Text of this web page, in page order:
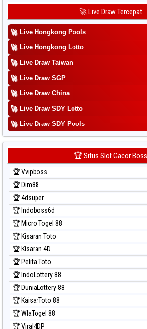
Prediksi Kuda Lari
Prediksi Magnum Cambodia
Prediksi Nagoya
Prediksi North Carolina Day
Prediksi Singapore
Prediksi Sydney
Prediksi Sydney Lottery
Prediksi Sydney Lottery 6d
Prediksi Sydney Lotto
Prediksi Sydney Pools 6d
Prediksi Taipei
Prediksi Taiwan
🚀 Live Draw Tercepat
🚀 Live Hongkong Pools
🚀 Live Hongkong Lotto
🚀 Live Draw Taiwan
🚀 Live Draw SGP
🚀 Live Draw China
🚀 Live Draw SDY Lotto
🚀 Live Draw SDY Pools
🏆 Situs Slot Gacor Boss
🏆 Vvipboss
🏆 Dim88
🏆 4dsuper
🏆 Indoboss6d
🏆 Micro Togel 88
🏆 Kisaran Toto
🏆 Kisaran 4D
🏆 Pelita Toto
🏆 IndoLottery 88
🏆 DuniaLottery 88
🏆 KaisarToto 88
🏆 WlaTogel 88
🏆 Viral4DP